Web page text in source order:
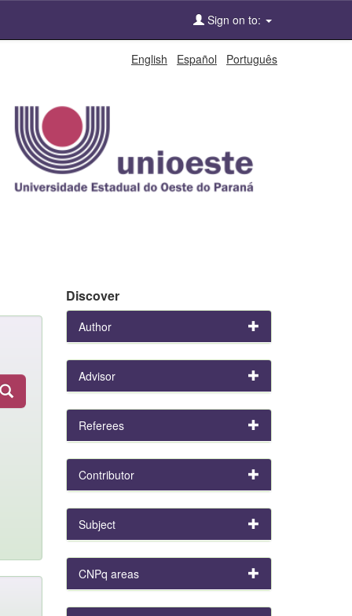
Sign on to:
English Español Português
Discover
Author
Advisor
Referees
Contributor
Subject
CNPq areas